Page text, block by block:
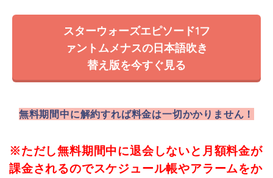
スターウォーズエピソード1フ
ァントムメナスの日本語吹き
替え版を今すぐ見る
無料期間中に解約すれば料金は一切かかりません！
※ただし無料期間中に退会しないと月額料金が
課金されるのでスケジュール帳やアラームをか